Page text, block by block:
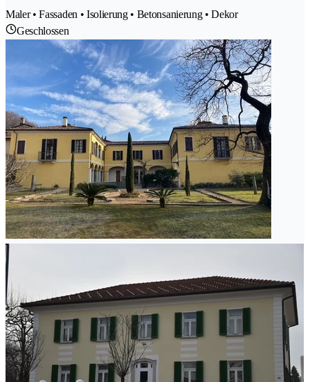
Maler • Fassaden • Isolierung • Betonsanierung • Dekor
Geschlossen